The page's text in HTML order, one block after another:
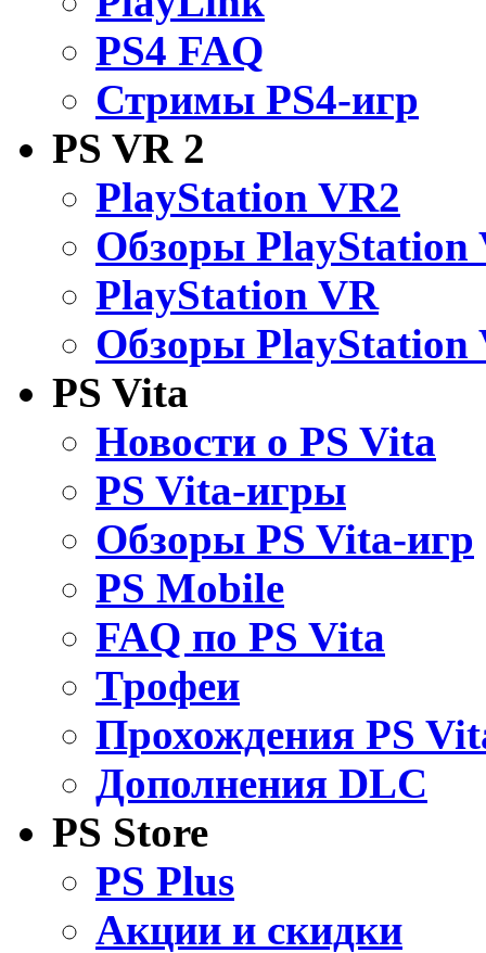
PS4 FAQ
Стримы PS4-игр
PS VR 2
PlayStation VR2
Обзоры PlayStation
PlayStation VR
Обзоры PlayStation
PS Vita
Новости о PS Vita
PS Vita-игры
Обзоры PS Vita-игр
PS Mobile
FAQ по PS Vita
Трофеи
Прохождения PS
Дополнения DLC
PS Store
PS Plus
Акции и скидки